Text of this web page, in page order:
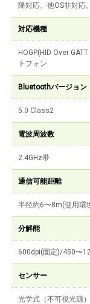
降対応。他OS非対応。
対応機種
HOGP(HID Over
トフォン
Bluetoothバージョン
5.0 Class2
電波周波数
2.4GHz帯
通信可能距離
半径約6〜8m(使用環
分解能
600dpi(固定)/450〜
センサー
光学式（不可視光源）